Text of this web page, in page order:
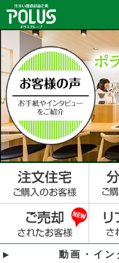
動画・イン